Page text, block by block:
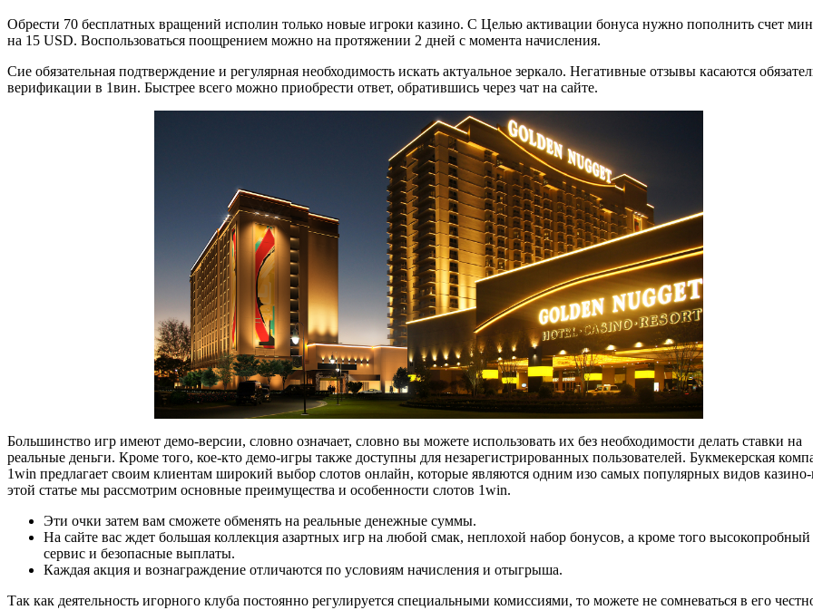
Обрести 70 бесплатных вращений исполин только новые игроки казино. С Целью активации бонуса нужно пополнить счет
на 15 USD. Воспользоваться поощрением можно на протяжении 2 дней с момента начисления.
Сие обязательная подтверждение и регулярная необходимость искать актуальное зеркало. Негативные отзывы касаются
верификации в 1вин. Быстрее всего можно приобрести ответ, обратившись через чат на сайте.
Большинство игр имеют демо-версии, словно означает, словно вы можете использовать их без необходимости делать ставки на
реальные деньги. Кроме того, кое-кто демо-игры также доступны для незарегистрированных пользователей. Букмекерская
1win предлагает своим клиентам широкий выбор слотов онлайн, которые являются одним изо самых популярных видов
этой статье мы рассмотрим основные преимущества и особенности слотов 1win.
Эти очки затем вам сможете обменять на реальные денежные суммы.
На сайте вас ждет большая коллекция азартных игр на любой смак, неплохой набор бонусов, а кроме того высокопробный
сервис и безопасные выплаты.
Каждая акция и вознаграждение отличаются по условиям начисления и отыгрыша.
Так как деятельность игорного клуба постоянно регулируется специальными комиссиями, то можете не сомневаться в его